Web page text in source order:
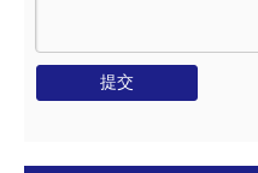
提交